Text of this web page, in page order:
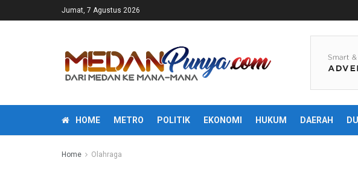
Jumat, 7 Agustus 2026
HOME METRO POLITIK EKONOMI HUKUM DAERAH
Home Olahraga